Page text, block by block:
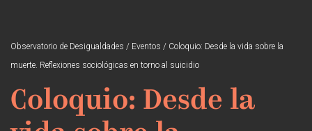
Observatorio de Desigualdades / Eventos / Coloquio: Desde la vida sobre la
muerte. Reflexiones sociológicas en torno al suicidio
Coloquio: Desde la